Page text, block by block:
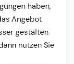
haben,
Angebot
gestalten
nutzen Sie